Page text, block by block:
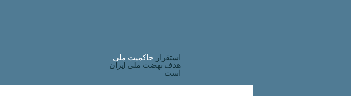
استقرار حاکميت ملی
هدف نهضت ملی ایران
است